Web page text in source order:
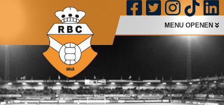
MENU OPENEN